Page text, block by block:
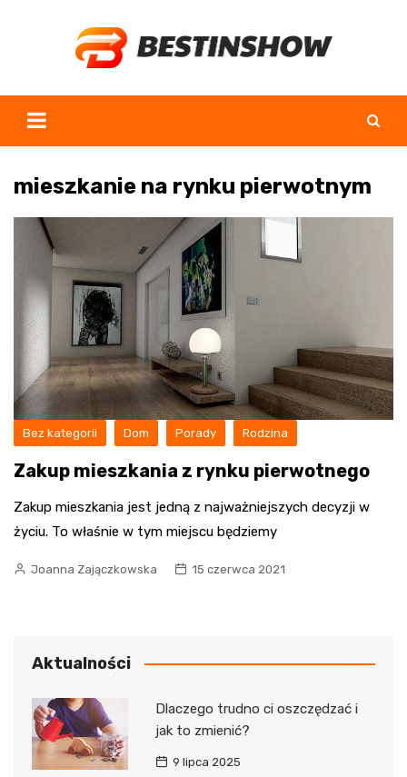
mieszkanie na rynku pierwotnym
Bez kategorii Dom Porady Rodzina
Zakup mieszkania z rynku pierwotnego
Zakup mieszkania jest jedną z najważniejszych decyzji w
życiu. To właśnie w tym miejscu będziemy
Joanna Zajączkowska 15 czerwca 2021
Aktualności
Dlaczego trudno ci oszczędzać i
jak to zmienić?
9 lipca 2025